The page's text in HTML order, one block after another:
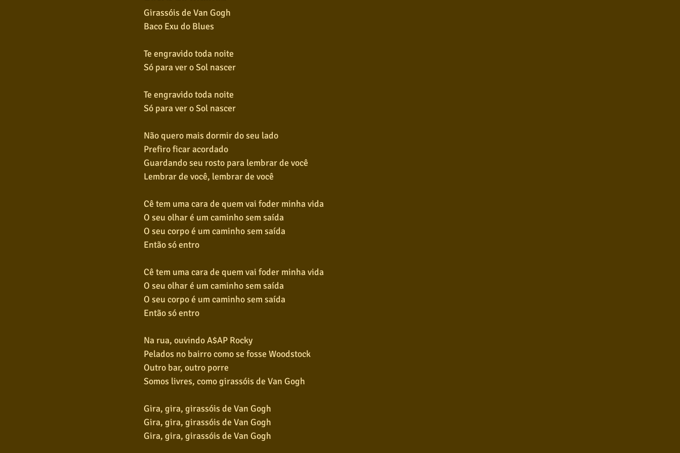
Girassóis de Van Gogh
Baco Exu do Blues
Te engravido toda noite
Só para ver o Sol nascer
Te engravido toda noite
Só para ver o Sol nascer
Não quero mais dormir do seu lado
Prefiro ficar acordado
Guardando seu rosto para lembrar de você
Lembrar de você, lembrar de você
Cê tem uma cara de quem vai foder minha vida
O seu olhar é um caminho sem saída
O seu corpo é um caminho sem saída
Então só entro
Cê tem uma cara de quem vai foder minha vida
O seu olhar é um caminho sem saída
O seu corpo é um caminho sem saída
Então só entro
Na rua, ouvindo A$AP Rocky
Pelados no bairro como se fosse Woodstock
Outro bar, outro porre
Somos livres, como girassóis de Van Gogh
Gira, gira, girassóis de Van Gogh
Gira, gira, girassóis de Van Gogh
Gira, gira, girassóis de Van Gogh